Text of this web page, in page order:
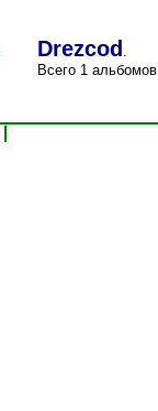
Drezcod .
Всего 1 альбомов